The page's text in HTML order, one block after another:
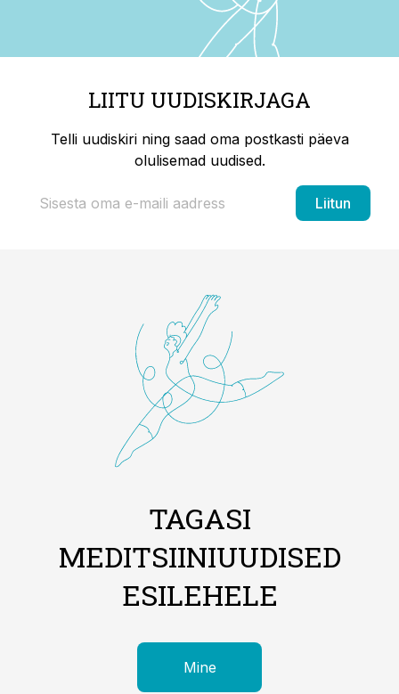
LIITU UUDISKIRJAGA
Telli uudiskiri ning saad oma postkasti päeva
olulisemad uudised.
Liitun
TAGASI
MEDITSIINIUUDISED
ESILEHELE
Mine